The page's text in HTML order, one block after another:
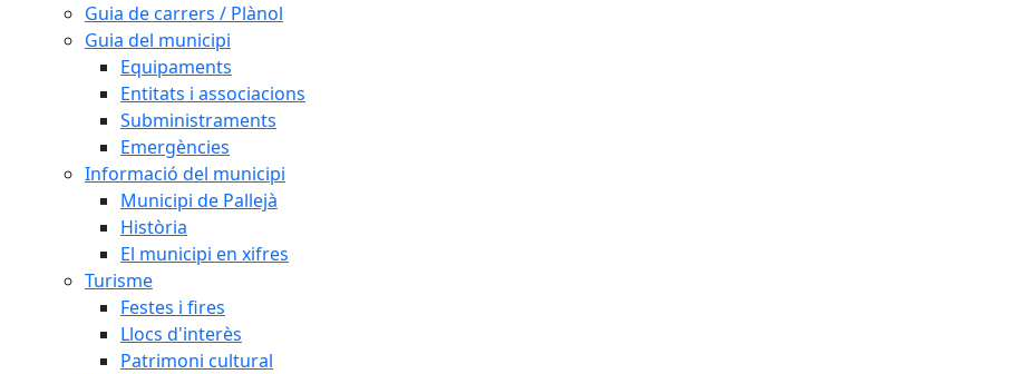
Guia de carrers / Plànol
Guia del municipi
Equipaments
Entitats i associacions
Subministraments
Emergències
Informació del municipi
Municipi de Pallejà
Història
El municipi en xifres
Turisme
Festes i fires
Llocs d'interès
Patrimoni cultural